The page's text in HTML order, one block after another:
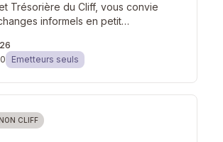
Trésorière du Cliff, vous convie
informels en petit…
Emetteurs seuls
CLIFF